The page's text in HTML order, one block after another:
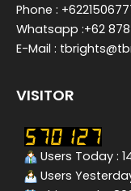
Phone :
Whatsapp :+62
E-Mail :
VISITOR
Users Today :
Users